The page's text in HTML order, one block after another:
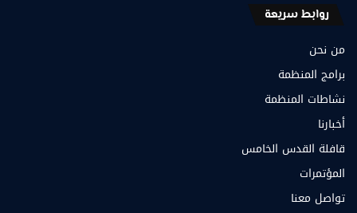
روابط سريعة
من نحن
برامج المنظمة
نشاطات المنظمة
أخبارنا
قافلة القدس الخامس
المؤتمرات
تواصل معنا